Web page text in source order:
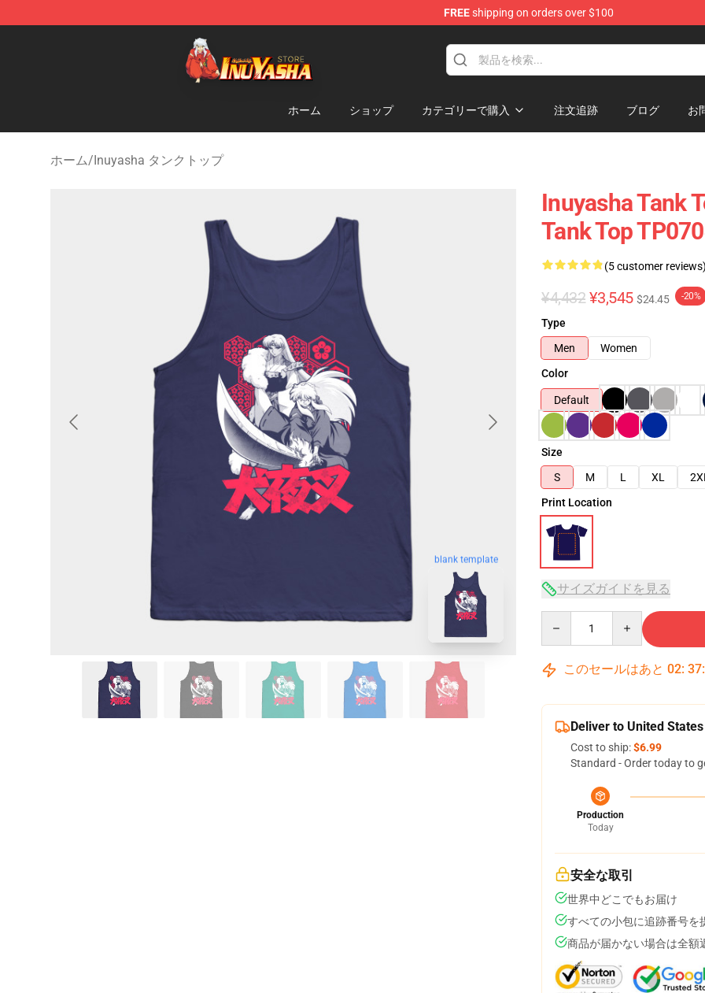
FREEshipping on orders over $100
Inuyasha Store - Official Inuyasha Merchandise Shop
ホーム ショップ カテゴリーで購入 注文追跡 ブログ お
ホーム/Inuyasha タンクトップ
blank template
Inuyasha Tank
Tank Top
(5 customer reviews)
¥4,432 ¥3,545 $24.45 -20%
Type
Men
Women
Color
Default
Size
S
M L XL 2XL
Print Location
サイズガイドを見る
このセールはあと 02: 37:
Deliver to United States
Cost to ship:$6.99
Standard - Order today to
Production
Today
安全な取引
世界中どこでもお届け
すべての小包に追跡番号を
商品が届かない場合は全額